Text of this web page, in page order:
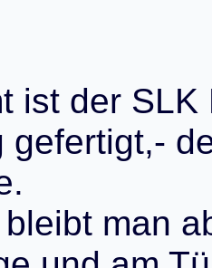
t ist der SLK
gefertigt,- d
.
bleibt man a